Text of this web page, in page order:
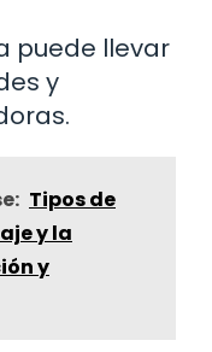
puede llevar
y
Tipos de
y la
y